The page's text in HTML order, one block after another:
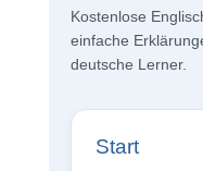
Kostenlose
einfache
deutsche Lerner.
Start